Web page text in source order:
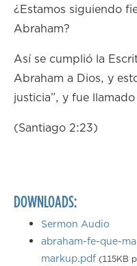
¿Estamos siguiendo
Abraham?
Así se cumplió la
Abraham a Dios, y
justicia”, y fue
(Santiago 2:23)
DOWNLOADS:
Sermon Audio
abraham-fe-que-
markup.pdf (115KB